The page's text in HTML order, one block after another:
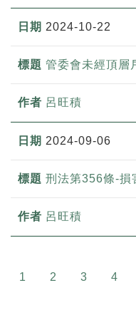
2024-10-22
管委會未經頂層
呂旺積
2024-09-06
刑法第356條-損
呂旺積
1 2 3 4